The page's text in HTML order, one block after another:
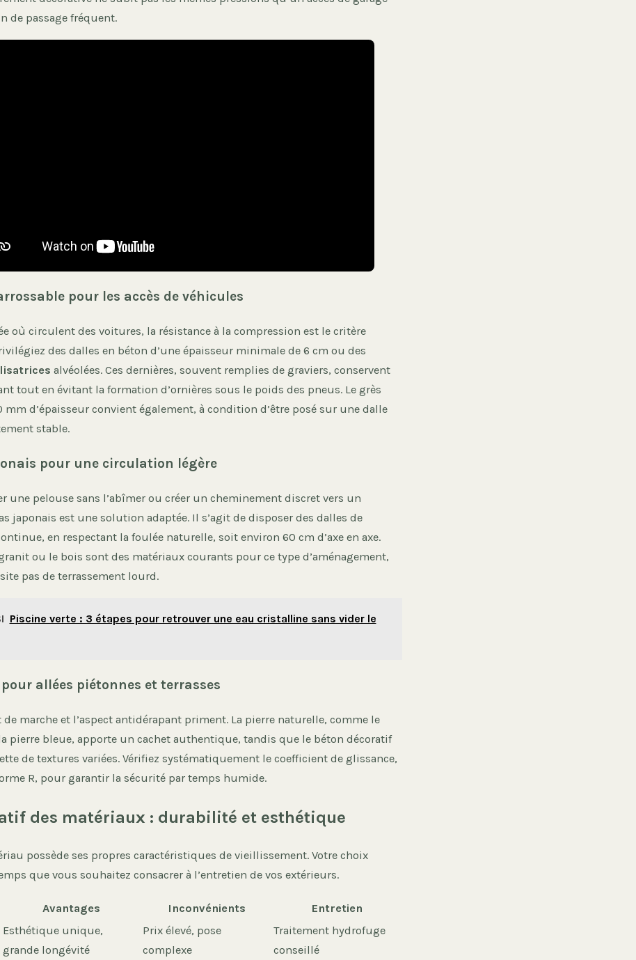
de passage fréquent.
pour les accès de véhicules
où circulent des voitures, la résistance à la compression est le critère
des dalles en béton d’une épaisseur minimale de 6 cm ou des
alvéolées. Ces dernières, souvent remplies de graviers, conservent
tout en évitant la formation d’ornières sous le poids des pneus. Le grès
mm d’épaisseur convient également, à condition d’être posé sur une dalle
stable.
pour une circulation légère
une pelouse sans l’abîmer ou créer un cheminement discret vers un
japonais est une solution adaptée. Il s’agit de disposer des dalles de
en respectant la foulée naturelle, soit environ 60 cm d’axe en axe.
granit ou le bois sont des matériaux courants pour ce type d’aménagement,
pas de terrassement lourd.
Piscine verte : 3 étapes pour retrouver une eau cristalline sans vider le
pour allées piétonnes et terrasses
marche et l’aspect antidérapant priment. La pierre naturelle, comme le
pierre bleue, apporte un cachet authentique, tandis que le béton décoratif
de textures variées. Vérifiez systématiquement le coefficient de glissance,
R, pour garantir la sécurité par temps humide.
des matériaux : durabilité et esthétique
possède ses propres caractéristiques de vieillissement. Votre choix
que vous souhaitez consacrer à l’entretien de vos extérieurs.
Avantages Inconvénients
Entretien
Esthétique unique,
grande longévité
Prix élevé, pose
complexe
Traitement hydrofuge
conseillé